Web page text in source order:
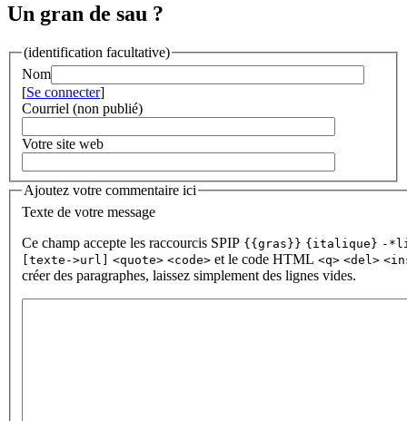
Un gran de sau ?
(identification facultative)
Nom
[Se connecter]
Courriel (non publié)
Votre site web
Ajoutez votre commentaire ici
Texte de votre message
Ce champ accepte les raccourcis SPIP {{gras}} {italique} -
[texte->url] <quote> <code> et le code HTML <q> <del>
créer des paragraphes, laissez simplement des lignes vides.